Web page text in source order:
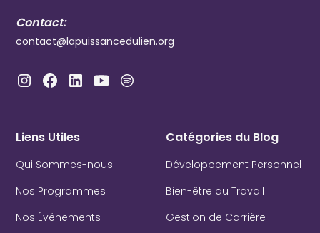
Contact:
contact@lapuissancedulien.org
Liens Utiles
Qui Sommes-nous
Nos Programmes
Nos Événements
Catégories du Blog
Développement Personnel
Bien-être au Travail
Gestion de Carrière